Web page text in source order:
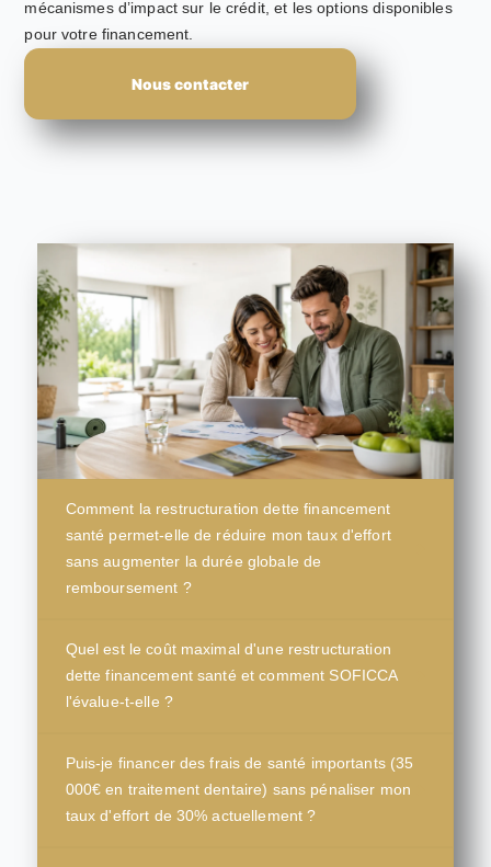
mécanismes d’impact sur le crédit, et les options disponibles
pour votre financement.
Nous contacter
Comment la restructuration dette financement
santé permet-elle de réduire mon taux d'effort
sans augmenter la durée globale de
remboursement ?
Quel est le coût maximal d'une restructuration
dette financement santé et comment SOFICCA
l'évalue-t-elle ?
Puis-je financer des frais de santé importants (35
000€ en traitement dentaire) sans pénaliser mon
taux d'effort de 30% actuellement ?